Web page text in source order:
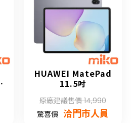
HUAWEI MatePad
11.5吋
原廠建議售價 14,990
驚喜價 洽門市人員